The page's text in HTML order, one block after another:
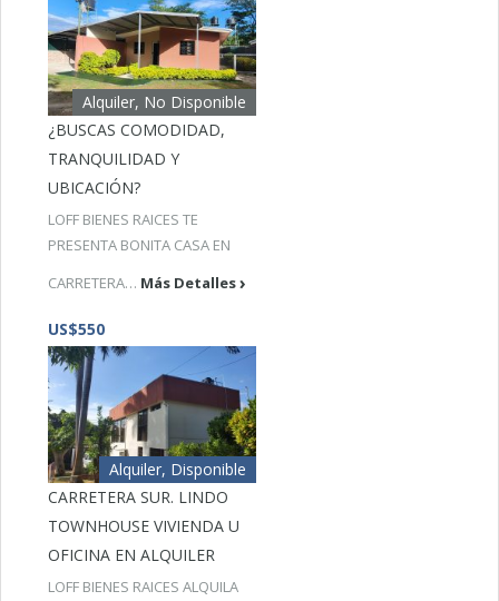
Alquiler, No Disponible
¿BUSCAS COMODIDAD,
TRANQUILIDAD Y
UBICACIÓN?
LOFF BIENES RAICES TE
PRESENTA BONITA CASA EN
CARRETERA… Más Detalles
US$550
Alquiler, Disponible
CARRETERA SUR. LINDO
TOWNHOUSE VIVIENDA U
OFICINA EN ALQUILER
LOFF BIENES RAICES ALQUILA